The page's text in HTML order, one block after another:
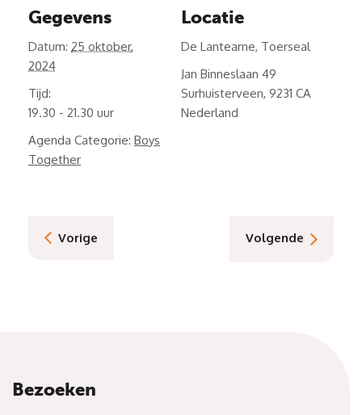
Gegevens
Datum: 25 oktober,
2024
Tijd:
19.30 - 21.30
Agenda Categorie: Boys
Together
Locatie
De Lantearne, Toerseal
Jan Binneslaan 49
Surhuisterveen, 9231 CA
Nederland
Vorige Volgende
Bezoeken